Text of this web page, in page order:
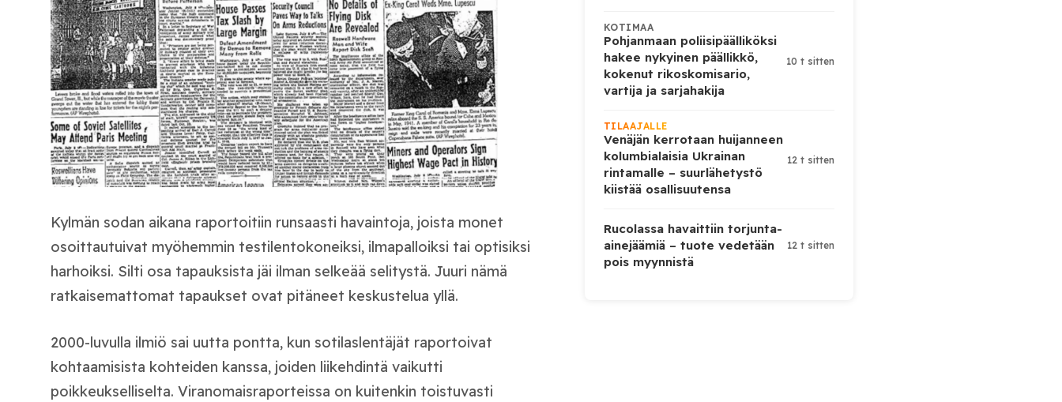
Kylmän sodan aikana raportoitiin runsaasti havaintoja, joista monet
osoittautuivat myöhemmin testilentokoneiksi, ilmapalloiksi tai optisiksi
harhoiksi. Silti osa tapauksista jäi ilman selkeää selitystä. Juuri nämä
ratkaisemattomat tapaukset ovat pitäneet keskustelua yllä.
2000-luvulla ilmiö sai uutta pontta, kun sotilaslentäjät raportoivat
kohtaamisista kohteiden kanssa, joiden liikehdintä vaikutti
poikkeukselliselta. Viranomaisraporteissa on kuitenkin toistuvasti
KOTIMAA
Pohjanmaan poliisipäälliköksi
hakee nykyinen päällikkö,
kokenut rikoskomisario,
vartija ja sarjahakija
10 t sitten
TILAAJALLE
Venäjän kerrotaan huijanneen
kolumbialaisia Ukrainan
rintamalle – suurlähetystö
kiistää osallisuutensa
12 t sitten
Rucolassa havaittiin torjunta-
ainejäämiä – tuote vedetään
pois myynnistä
12 t sitten